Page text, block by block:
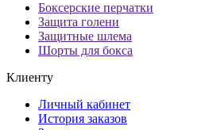
Боксерские перчатки
Защита голени
Защитные шлема
Шорты для бокса
Клиенту
Личный кабинет
История заказов